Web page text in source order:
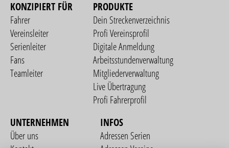
KONZIPIERT FÜR
Fahrer
Vereinsleiter
Serienleiter
Fans
Teamleiter
PRODUKTE
Dein Streckenverzeichnis
Profi Vereinsprofil
Digitale Anmeldung
Arbeitsstundenverwaltung
Mitgliederverwaltung
Live Übertragung
Profi Fahrerprofil
UNTERNEHMEN
Über uns
INFOS
Adressen Serien